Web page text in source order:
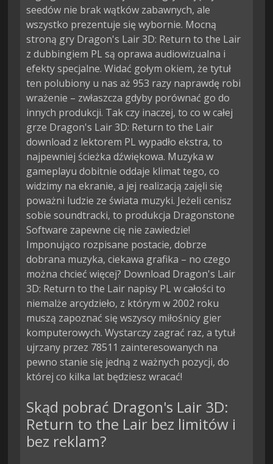
seedów nie brak wątków zabawnych, ale
wszystko prezentuje się wybornie. Mocną
stroną gry Dragon's Lair 3D: Return to the Lair
z dubbingiem PL są oprawa audiowizualna i
efekty specjalne. Widać gołym okiem, że tytuł
ten polubiony u nas aż 953 razy naprawdę robi
wrażenie – zwłaszcza gdyby porównać go do
innych produkcji. Tak czy inaczej, to co w całej
grze Dragon's Lair 3D: Return to the Lair
download z lektorem PL wypadło ekstra, to
najpewniej ścieżka dźwiękowa. Muzyka w
gameplayu dobitnie oddaje klimat tego, co
widzimy na ekranie, a jej realizacją zajęli się
poważni ludzie ze świata muzyki. Jeżeli cenisz
sobie soundtracki, to produkcja Dragonstone
Software zapewne cię nie zawiedzie!
Imponująco rozpisane postacie, dobrze
dobrana muzyka, ciekawa grafika – no czego
można chcieć więcej? Download Dragon's Lair
3D: Return to the Lair napisy PL w całości to
niemalże arcydzieło, z którym w 2002 roku
muszą zapoznać się wszyscy miłośnicy gier
komputerowych. Wystarczy zagrać raz, a tytuł
ujrzany przez 78511 zainteresowanych na
pewno stanie się jedną z ważnych pozycji, do
której co kilka lat będziesz wracać!
Skąd pobrać Dragon's Lair 3D:
Return to the Lair bez limitów i
bez reklam?